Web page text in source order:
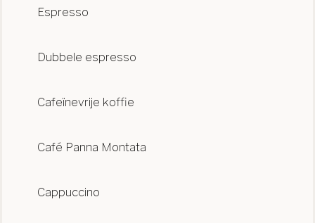
Espresso
Dubbele espresso
Cafeïnevrije koffie
Café Panna Montata
Cappuccino